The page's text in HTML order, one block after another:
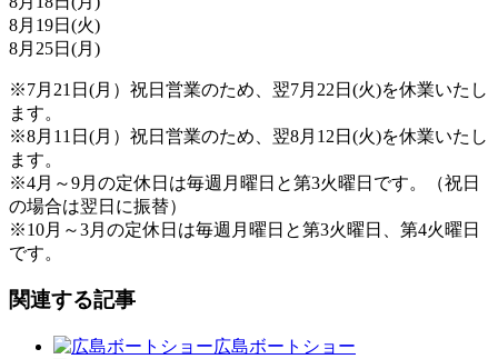
8月19日(火)
8月25日(月)
※7月21日(月）祝日営業のため、翌7月22日(火)を休業いたし
ます。
※8月11日(月）祝日営業のため、翌8月12日(火)を休業いたし
ます。
※4月～9月の定休日は毎週月曜日と第3火曜日です。（祝日
の場合は翌日に振替）
※10月～3月の定休日は毎週月曜日と第3火曜日、第4火曜日
です。
関連する記事
広島ボートショー